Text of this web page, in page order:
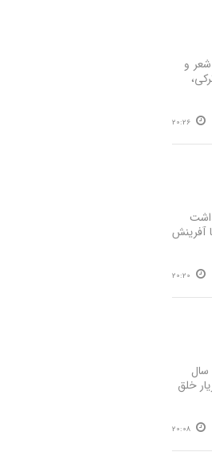
شعر و
20:26
آفرینش
20:20
سال
خلق
20:08